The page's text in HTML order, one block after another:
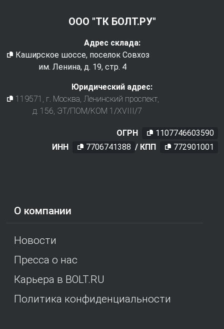
О компании
Новости
Пресса о нас
Карьера в BOLT.RU
Политика конфиденциальности
ООО "ТК БОЛТ.РУ"
Адрес склада:
Каширское шоссе, поселок Совхоз
им. Ленина, д. 19, стр. 4
Юридический адрес:
119571 , г. Москва, Ленинский проспект,
д. 156, ЭТ/ПОМ/КОМ 1/XVIII/7
ОГРН
1107746603590
ИНН
7706741388 / КПП 772901001